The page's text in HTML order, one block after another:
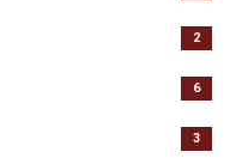
2
6
3